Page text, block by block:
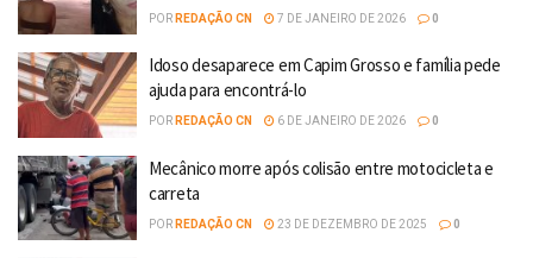
POR REDAÇÃO CN 7 DE JANEIRO DE 2026 0
Idoso desaparece em Capim Grosso e família pede
ajuda para encontrá-lo
POR REDAÇÃO CN 6 DE JANEIRO DE 2026 0
Mecânico morre após colisão entre motocicleta e
carreta
POR REDAÇÃO CN 23 DE DEZEMBRO DE 2025 0